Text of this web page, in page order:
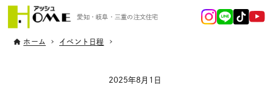
愛知・岐阜・三重の注文住宅
ホーム イベント日程
2025年8月1日